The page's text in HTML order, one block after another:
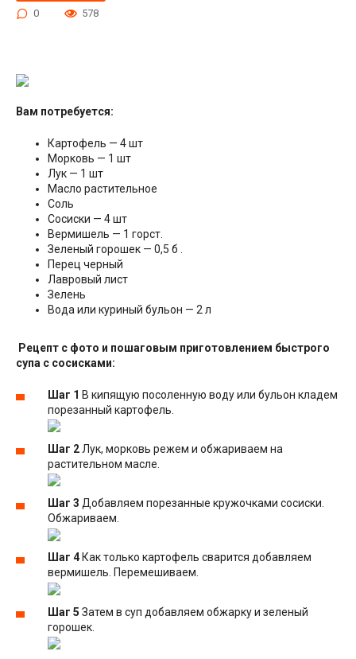
0
578
Вам потребуется:
Картофель — 4 шт
Морковь — 1 шт
Лук — 1 шт
Масло растительное
Соль
Сосиски — 4 шт
Вермишель — 1 горст.
Зеленый горошек — 0,5 б .
Перец черный
Лавровый лист
Зелень
Вода или куриный бульон — 2 л
Рецепт с фото и пошаговым приготовлением быстрого
супа с сосисками:
Шаг 1 В кипящую посоленную воду или бульон кладем
порезанный картофель.
Шаг 2 Лук, морковь режем и обжариваем на
растительном масле.
Шаг 3 Добавляем порезанные кружочками сосиски.
Обжариваем.
Шаг 4 Как только картофель сварится добавляем
вермишель. Перемешиваем.
Шаг 5 Затем в суп добавляем обжарку и зеленый
горошек.